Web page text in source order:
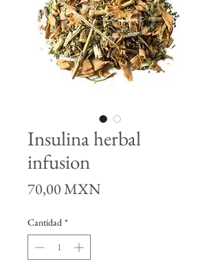
Insulina herbal
infusion
70,00 MXNPrecio
Cantidad *